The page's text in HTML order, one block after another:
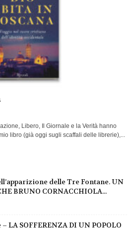
Libero, Il Giornale e la Verità hanno
libro (già oggi sugli scaffali delle librerie),...
delle Tre Fontane. UN
BRUNO CORNACCHIOLA...
LA SOFFERENZA DI UN POPOLO